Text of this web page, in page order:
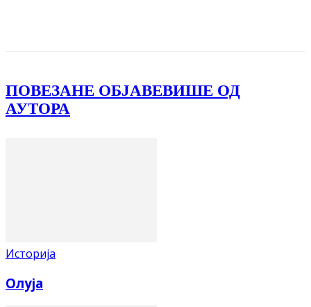
ПОВЕЗАНЕ ОБЈАВЕВИШЕ ОД
АУТОРА
Историја
Олуја